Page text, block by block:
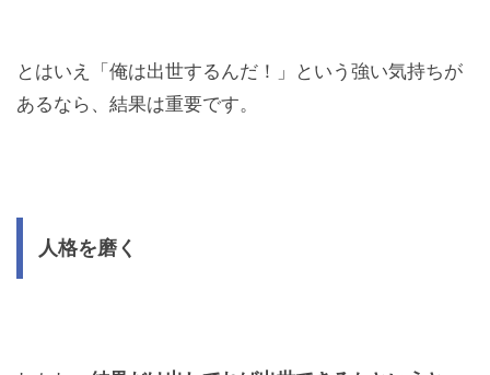
とはいえ「俺は出世するんだ！」という強い気持ちが
あるなら、結果は重要です。
人格を磨く